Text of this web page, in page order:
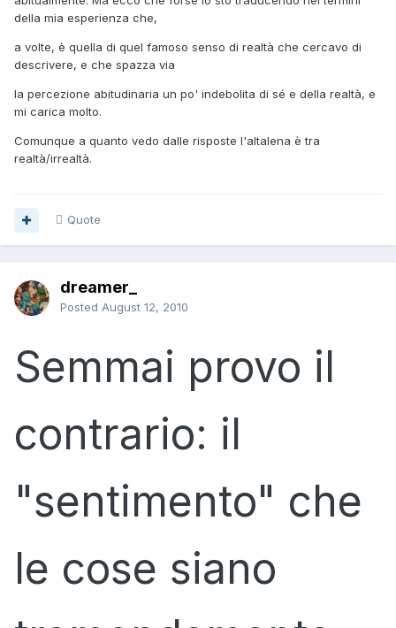
della mia esperienza che,
a volte, è quella di quel famoso senso di realtà che cercavo di
descrivere, e che spazza via
la percezione abitudinaria un po' indebolita di sé e della realtà, e
mi carica molto.
Comunque a quanto vedo dalle risposte l'altalena è tra
realtà/irrealtà.
Quote
dreamer_
Posted August 12, 2010
Semmai provo il
contrario: il
"sentimento" che
le cose siano